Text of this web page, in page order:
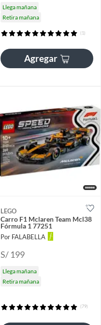
Llega mañana
Retira mañana
(1)
Agregar
LEGO
Carro F1 Mclaren Team Mcl38
Fórmula 1 77251
Por FALABELLA
S/ 199
Llega mañana
Retira mañana
(79)